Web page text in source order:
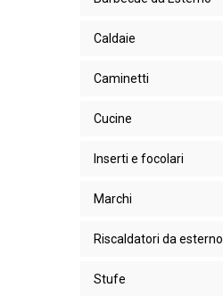
Caldaie
Caminetti
Cucine
Inserti e focolari
Marchi
Riscaldatori da esterno
Stufe